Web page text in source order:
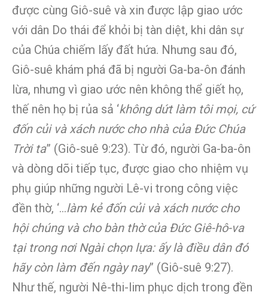
được cùng Giô-suê và xin được lập giao ước
với dân Do thái để khỏi bị tàn diệt, khi dân sự
của Chúa chiếm lấy đất hứa. Nhưng sau đó,
Giô-suê khám phá đã bị người Ga-ba-ôn đánh
lừa, nhưng vì giao ước nên không thể giết họ,
thế nên họ bị rủa sả ‘không dứt làm tôi mọi, cứ
đốn củi và xách nước cho nhà của Đức Chúa
Trời ta” (Giô-suê 9:23). Từ đó, người Ga-ba-ôn
và dòng dõi tiếp tục, được giao cho nhiệm vụ
phụ giúp những người Lê-vi trong công việc
đền thờ, ‘…làm kẻ đốn củi và xách nước cho
hội chúng và cho bàn thờ của Đức Giê-hô-va
tại trong nơi Ngài chọn lựa: ấy là điều dân đó
hãy còn làm đến ngày nay” (Giô-suê 9:27).
Như thế, người Nê-thi-lim phục dịch trong đền